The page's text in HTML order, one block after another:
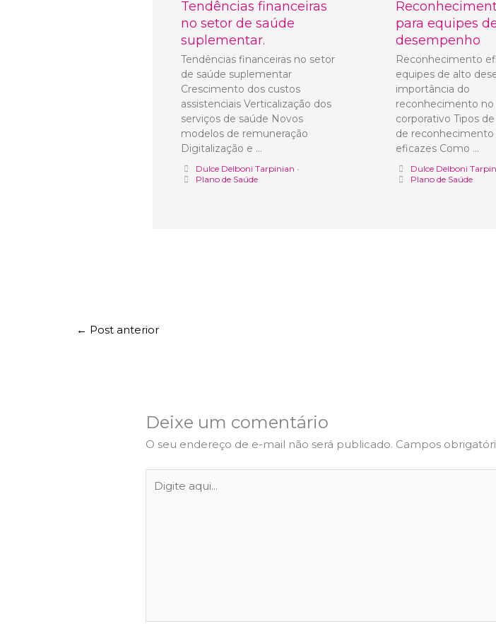
Tendências financeiras
no setor de saúde
suplementar.
Tendências financeiras no setor
de saúde suplementar
Crescimento dos custos
assistenciais Verticalização dos
serviços de saúde Novos
modelos de remuneração
Digitalização e …
Dulce Delboni Tarpinian •
Plano de Saúde
para equipes
desempenho
Reconhecimento
equipes de alto
importância do
reconhecimento
corporativo Tipos
de reconhecimento
eficazes Como …
Dulce Delboni
Plano de Saúde
← Post anterior
Deixe um comentário
O seu endereço de e-mail não será publicado. Campos
aqui...